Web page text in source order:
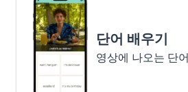
단어 배우기
영상에 나오는 단